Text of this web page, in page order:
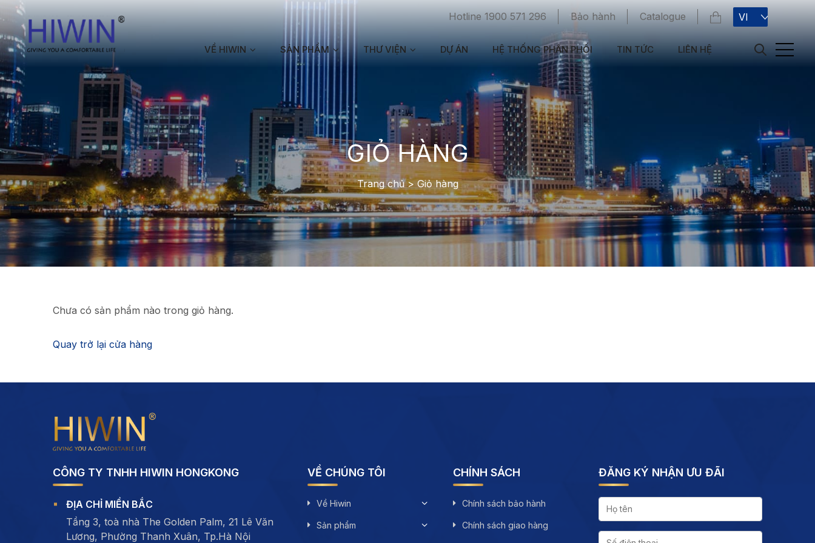
Hotline 1900 571 296 Bảo hành Catalogue VI
VỀ HIWIN SẢN PHẨM THƯ VIỆN DỰ ÁN HỆ THỐNG PHÂN PHỐI TIN TỨC LIÊN HỆ
GIỎ HÀNG
Trang chủ>Giỏ hàng
Chưa có sản phẩm nào trong giỏ hàng.
Quay trở lại cửa hàng
CÔNG TY TNHH HIWIN HONGKONG
ĐỊA CHỈ MIỀN BẮC
Tầng 3, toà nhà The Golden Palm, 21 Lê Văn
Lương, Phường Thanh Xuân, Tp.Hà Nội
VỀ CHÚNG TÔI
Về Hiwin
Sản phẩm
CHÍNH SÁCH
Chính sách bảo hành
Chính sách giao hàng
ĐĂNG KÝ NHẬN ƯU ĐÃI